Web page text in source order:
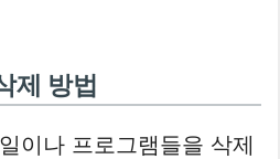
제 방법
이나 프로그램들을 삭제